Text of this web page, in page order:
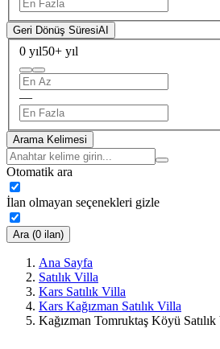
Geri Dönüş SüresiAI
0 yıl50+ yıl
—
Arama Kelimesi
Otomatik ara
İlan olmayan seçenekleri gizle
Ara (0 ilan)
Ana Sayfa
Satılık Villa
Kars Satılık Villa
Kars Kağızman Satılık Villa
Kağızman Tomruktaş Köyü